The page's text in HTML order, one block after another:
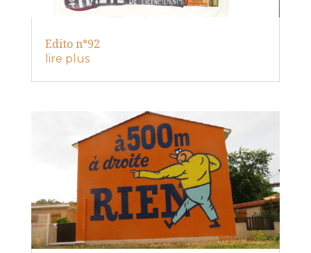
Edito n°92
lire plus